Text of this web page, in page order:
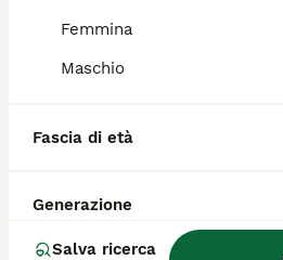
Femmina
Maschio
Fascia di età
Generazione
Salva ricerca
evitare nodi e accumuli di
Pomerania?
Che carattere ha lo
Giapponese?